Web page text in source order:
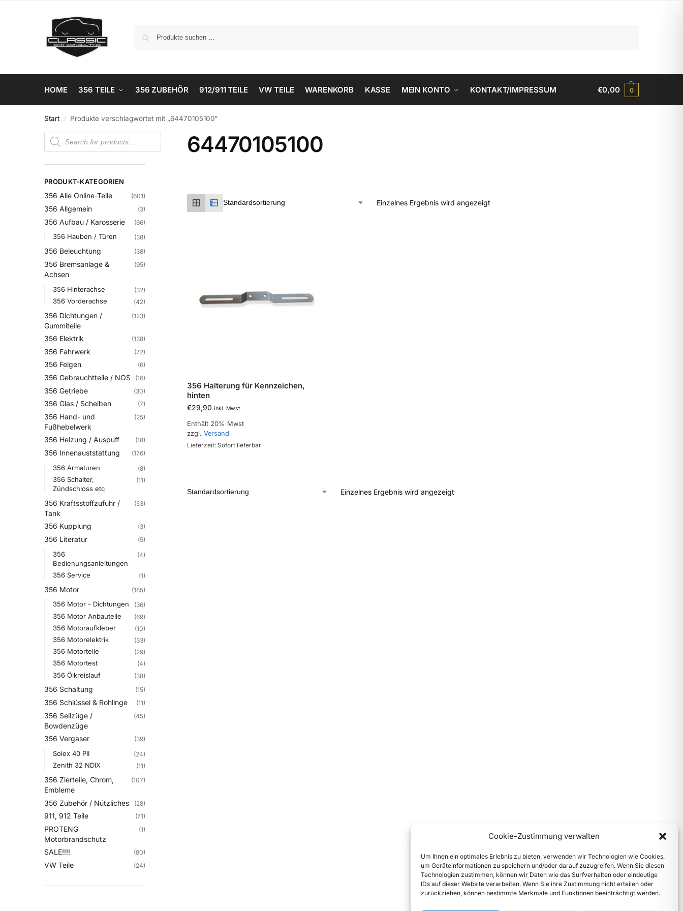
Cookie-Zustimmung verwalten
Um Ihnen ein optimales Erlebnis zu bieten, verwenden wir Technologien wie Cookies,
um Geräteinformationen zu speichern und/oder darauf zuzugreifen. Wenn Sie diesen
Technologien zustimmen, können wir Daten wie das Surfverhalten oder eindeutige
IDs auf dieser Website verarbeiten. Wenn Sie ihre Zustimmung nicht erteilen oder
zurückziehen, können bestimmte Merkmale und Funktionen beeinträchtigt werden.
HOME 356 TEILE 356 ZUBEHÖR 912/911 TEILE VW TEILE WARENKORB KASSE MEIN KONTO KONTAKT/IMPRESSUM €0,00 0
Start / Produkte verschlagwortet mit „64470105100“
64470105100
Einzelnes Ergebnis wird angezeigt
356 Halterung für Kennzeichen,
hinten
€29,90 inkl. Mwst
Enthält 20% Mwst
zzgl. Versand
Lieferzeit: Sofort lieferbar
Einzelnes Ergebnis wird angezeigt
PRODUKT-KATEGORIEN
356 Alle Online-Teile (601)
356 Allgemein (3)
356 Aufbau / Karosserie (66)
356 Hauben / Türen (38)
356 Beleuchtung (38)
356 Bremsanlage &
Achsen
(95)
356 Hinterachse (32)
356 Vorderachse (42)
356 Dichtungen /
Gummiteile
(123)
356 Elektrik (138)
356 Fahrwerk (72)
356 Felgen (6)
356 Gebrauchtteile / NOS (16)
356 Getriebe (30)
356 Glas / Scheiben (7)
356 Hand- und
Fußhebelwerk
(25)
356 Heizung / Auspuff (18)
356 Innenauststattung (176)
356 Armaturen (8)
356 Schalter,
Zündschloss etc
(11)
356 Kraftsstoffzufuhr /
Tank
(53)
356 Kupplung (3)
356 Literatur (5)
356
Bedienungsanleitungen
(4)
356 Service (1)
356 Motor (185)
356 Motor - Dichtungen (36)
356 Motor Anbauteile (69)
356 Motoraufkleber (10)
356 Motorelektrik (33)
356 Motorteile (29)
356 Motortest (4)
356 Ölkreislauf (38)
356 Schaltung (15)
356 Schlüssel & Rohlinge (11)
356 Seilzüge /
Bowdenzüge
(45)
356 Vergaser (39)
Solex 40 PII (24)
Zenith 32 NDIX (11)
356 Zierteile, Chrom,
Embleme
(107)
356 Zubehör / Nützliches (28)
911, 912 Teile (71)
PROTENG
Motorbrandschutz
(1)
SALE!!!! (80)
VW Teile (24)